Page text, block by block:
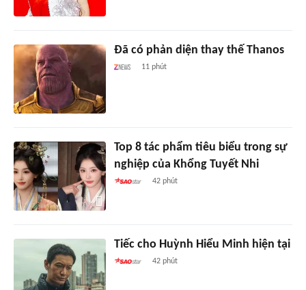
Đã có phản diện thay thế Thanos
11 phút
Top 8 tác phẩm tiêu biểu trong sự
nghiệp của Khổng Tuyết Nhi
42 phút
Tiếc cho Huỳnh Hiểu Minh hiện tại
42 phút